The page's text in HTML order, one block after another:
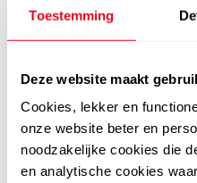
Toestemming
Deze website maakt
Cookies, lekker en
onze website beter en
noodzakelijke cookies die
en analytische cookies